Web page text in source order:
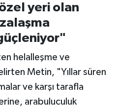
yeri olan
helalleşme ve
Metin, "Yıllar süren
ve karşı tarafla
arabuluculuk